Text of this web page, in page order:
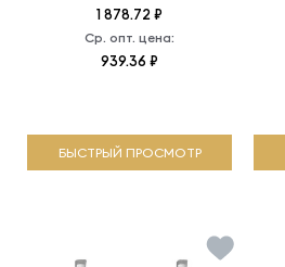
1 878.72 ₽
Ср. опт. цена:
939.36 ₽
БЫСТРЫЙ ПРОСМОТР